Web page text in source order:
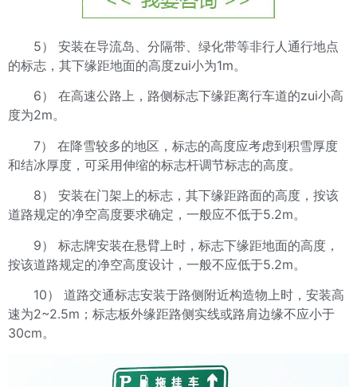
5） 安装在导流岛、分隔带、绿化带等非行人通行地点
的标志，其下缘距地面的高度zui小为1m。
6） 在高速公路上，路侧标志下缘距离行车道的zui小高
度为2m。
7） 在降雪较多的地区，标志的高度应考虑到积雪厚度
和结冰厚度，可采用伸缩的标志杆调节标志的高度。
8） 安装在门架上的标志，其下缘距路面的高度，按该
道路规定的净空高度要求确定，一般应不低于5.2m。
9） 标志牌安装在悬臂上时，标志下缘距地面的高度，
按该道路规定的净空高度设计，一般不应低于5.2m。
10） 道路交通标志安装于路侧附近构造物上时，安装高
速为2~2.5m；标志板外缘距路侧实线或路肩边缘不应小于
30cm。